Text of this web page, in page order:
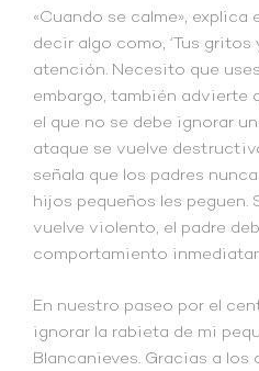
«Cuando se calme», explica
decir algo como, ‘Tus
atención. Necesito que
embargo, también advierte
el que no se debe ignorar
ataque se vuelve
señala que los padres
hijos pequeños les peguen.
vuelve violento, el padre
comportamiento
En nuestro paseo por el
ignorar la rabieta de mi
Blancanieves. Gracias a los